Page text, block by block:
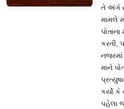
તે અંગે
મામલે
કરતી,
નજરમાં
માને
કર્યો કે
પહેલા